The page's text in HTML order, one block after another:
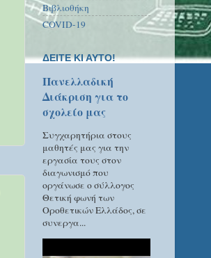
Βιβλιοθήκη
COVID-19
ΔΕΙΤΕ ΚΙ ΑΥΤΟ!
Πανελλαδική
Διάκριση για το
σχολείο μας
Συγχαρητήρια στους
μαθητές μας για την
εργασία τους στον
διαγωνισμό που
οργάνωσε ο σύλλογος
Θετική φωνή των
Οροθετικών Ελλάδος, σε
συνεργα...